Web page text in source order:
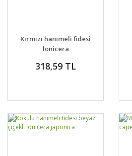
Kırmızı hanımeli fidesi
lonicera
318,59 TL